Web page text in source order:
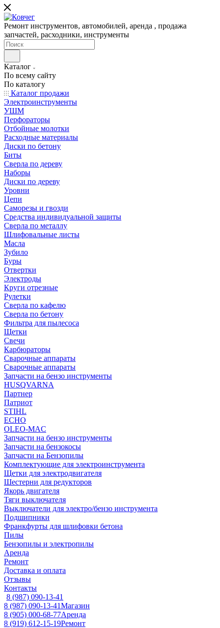
Ремонт инструментов, автомобилей, аренда , продажа
запчастей, расходники, инструменты
Каталог
По всему сайту
По каталогу
Каталог продажи
Электроинструменты
УШМ
Перфораторы
Отбойные молотки
Расходные материалы
Диски по бетону
Биты
Сверла по дереву
Наборы
Диски по дереву
Уровни
Цепи
Саморезы и гвозди
Средства индивидуальной защиты
Сверла по металлу
Шлифовальные листы
Масла
Зубило
Буры
Отвертки
Электроды
Круги отрезные
Рулетки
Сверла по кафелю
Сверла по бетону
Фильтра для пылесоса
Щетки
Свечи
Карбюраторы
Сварочные аппараты
Сварочные аппараты
Запчасти на бензо инструменты
HUSQVARNA
Партнер
Патриот
STIHL
ECHO
OLEO-MAC
Запчасти на бензо инструменты
Запчасти на бензокосы
Запчасти на Бензопилы
Комплектующие для электроинструмента
Щетки для электродвигателя
Шестерни для редукторов
Якорь двигателя
Тяги выключателя
Выключатели для электро/бензо инструмента
Подшипники
Франкфурты для шлифовки бетона
Пилы
Бензопилы и электропилы
Аренда
Ремонт
Доставка и оплата
Отзывы
Контакты
8 (987) 090-13-41
8 (987) 090-13-41Магазин
8 (905) 000-68-77Аренда
8 (919) 612-15-19Ремонт